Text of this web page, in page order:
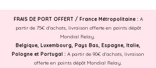
FRAIS DE PORT OFFERT / France Métropolitaine : A
partir de 75€ d'achats, livraison offerte en points dépôt
Mondial Relay.
Belgique, Luxembourg, Pays Bas, Espagne, Italie,
Pologne et Portugal : A partir de 90€ d'achats, livraison
offerte en points dépôt Mondial Relay.